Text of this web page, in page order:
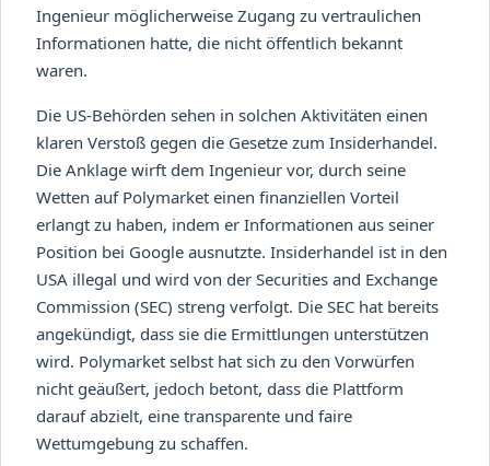
Ingenieur möglicherweise Zugang zu vertraulichen
Informationen hatte, die nicht öffentlich bekannt
waren.
Die US-Behörden sehen in solchen Aktivitäten einen
klaren Verstoß gegen die Gesetze zum Insiderhandel.
Die Anklage wirft dem Ingenieur vor, durch seine
Wetten auf Polymarket einen finanziellen Vorteil
erlangt zu haben, indem er Informationen aus seiner
Position bei Google ausnutzte. Insiderhandel ist in den
USA illegal und wird von der Securities and Exchange
Commission (SEC) streng verfolgt. Die SEC hat bereits
angekündigt, dass sie die Ermittlungen unterstützen
wird. Polymarket selbst hat sich zu den Vorwürfen
nicht geäußert, jedoch betont, dass die Plattform
darauf abzielt, eine transparente und faire
Wettumgebung zu schaffen.